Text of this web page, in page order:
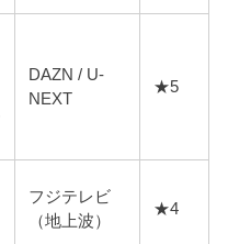
DAZN / U-
NEXT
★5
フジテレビ
（地上波）
★4